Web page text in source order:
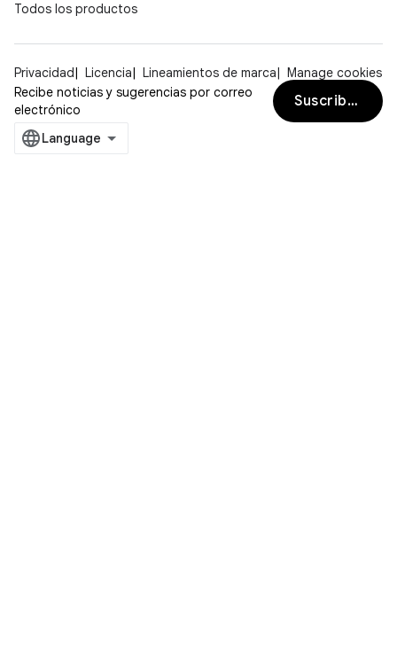
Todos los productos
Privacidad Licencia Lineamientos de marca
Manage cookies
Recibe noticias y sugerencias por correo
electrónico
Suscribirse